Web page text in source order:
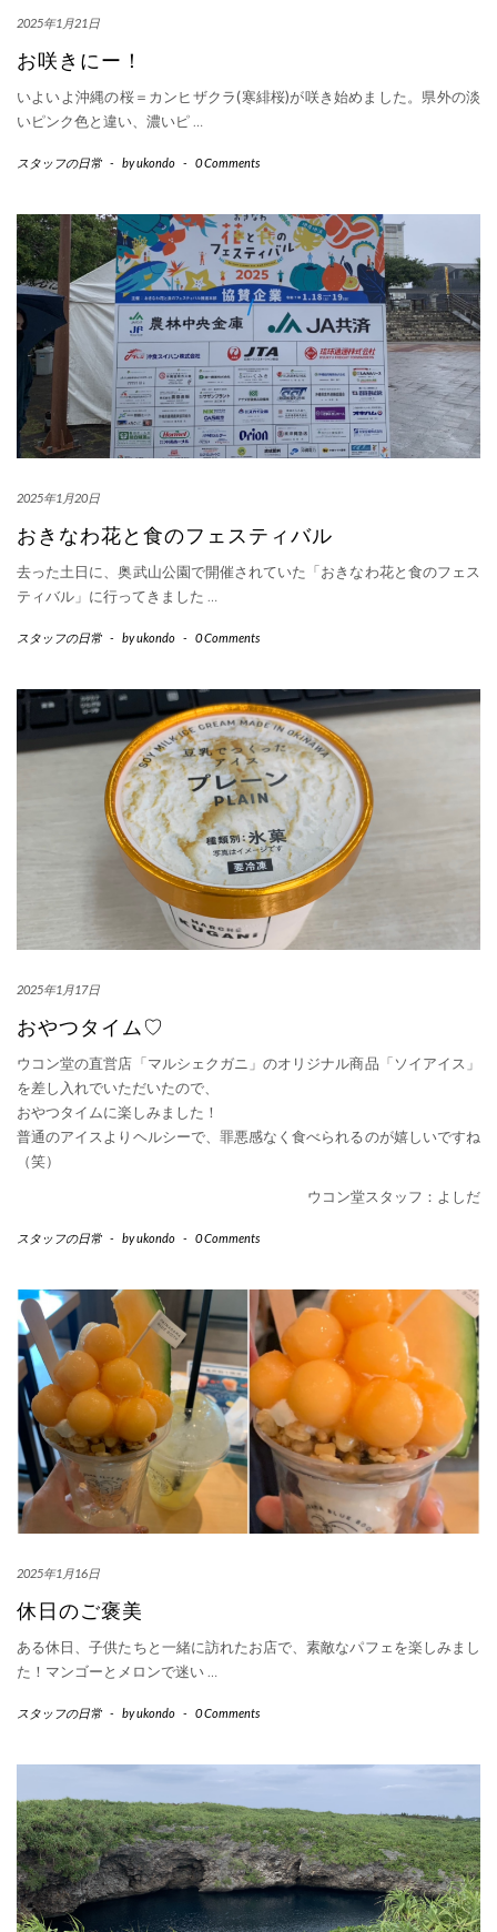
2025年1月21日
お咲きにー！
いよいよ沖縄の桜＝カンヒザクラ(寒緋桜)が咲き始めました。県外の淡
いピンク色と違い、濃いピ …
スタッフの日常 - byukondo - 0 Comments
2025年1月20日
おきなわ花と食のフェスティバル
去った土日に、奥武山公園で開催されていた「おきなわ花と食のフェス
ティバル」に行ってきました …
スタッフの日常 - byukondo - 0 Comments
2025年1月17日
おやつタイム♡
ウコン堂の直営店「マルシェクガニ」のオリジナル商品「ソイアイス」
を差し入れでいただいたので、
おやつタイムに楽しみました！
普通のアイスよりヘルシーで、罪悪感なく食べられるのが嬉しいですね
（笑）
ウコン堂スタッフ：よしだ
スタッフの日常 - byukondo - 0 Comments
2025年1月16日
休日のご褒美
ある休日、子供たちと一緒に訪れたお店で、素敵なパフェを楽しみまし
た！マンゴーとメロンで迷い…
スタッフの日常 - byukondo - 0 Comments